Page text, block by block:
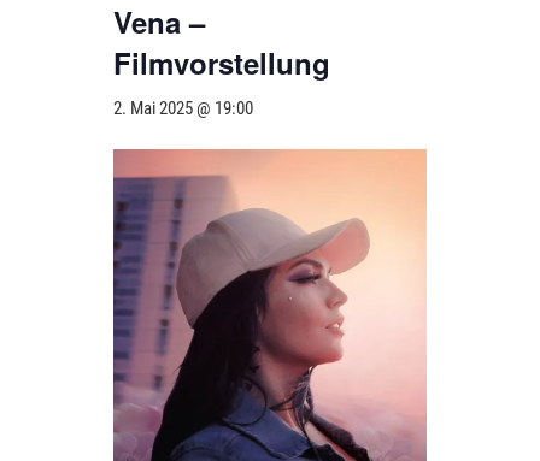
Vena –
Filmvorstellung
2. Mai 2025 @ 19:00